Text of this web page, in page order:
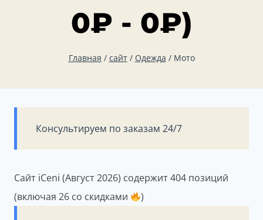
0₽ - 0₽)
Главная / сайт / Одежда / Мото
Консультируем по заказам 24/7
Сайт iCeni (Август 2026) содержит 404 позиций
(включая 26 со скидками
)